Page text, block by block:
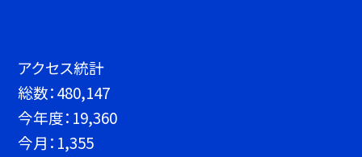
アクセス統計
総数：480,147
今年度： 19,360
今月： 1,355